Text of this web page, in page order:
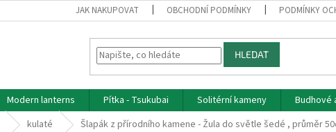
JAK NAKUPOVAT OBCHODNÍ PODMÍNKY PODMÍNKY
HLEDAT
Modern lanterns Pítka - Tsukubai Solitérní kameny Budhové
kulaté Šlapák z přírodního kamene - Žula do světle šedé , průměr